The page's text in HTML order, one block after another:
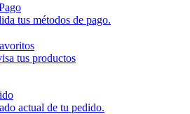
tus métodos de pago.
tus productos
actual de tu pedido.